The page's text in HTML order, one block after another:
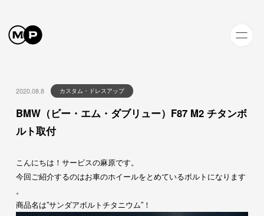
2020.08.8 カスタム・ドレスアップ
BMW（ビー・エム・ダブリュー）F87 M2 チタンボ
ルト取付
こんにちは！サービスの麻原です。
今回ご紹介するのはお車のホイールをとめているボルトになります
。
商品名は”サンダアボルトチタニウム”！